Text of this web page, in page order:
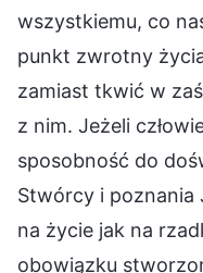
wszystkiemu, co
punkt zwrotny
zamiast tkwić w
z nim. Jeżeli
sposobność do
Stwórcy i
na życie jak na
obowiązku